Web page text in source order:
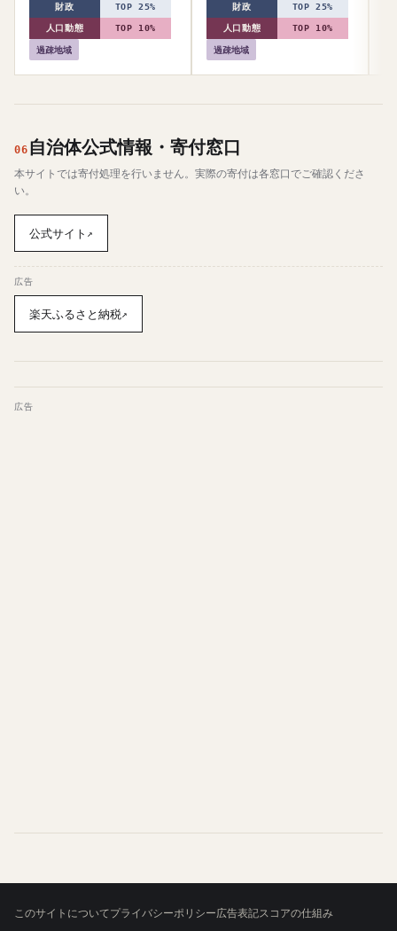
財政 TOP 25%
人口動態 TOP 10%
過疎地域
財政 TOP 25%
人口動態 TOP 10%
過疎地域
06 自治体公式情報・寄付窓口
本サイトでは寄付処理を行いません。実際の寄付は各窓口でご確認くださ
い。
公式サイト ↗
広告
楽天ふるさと納税↗
広告
このサイトについてプライバシーポリシー広告表記スコアの仕組み